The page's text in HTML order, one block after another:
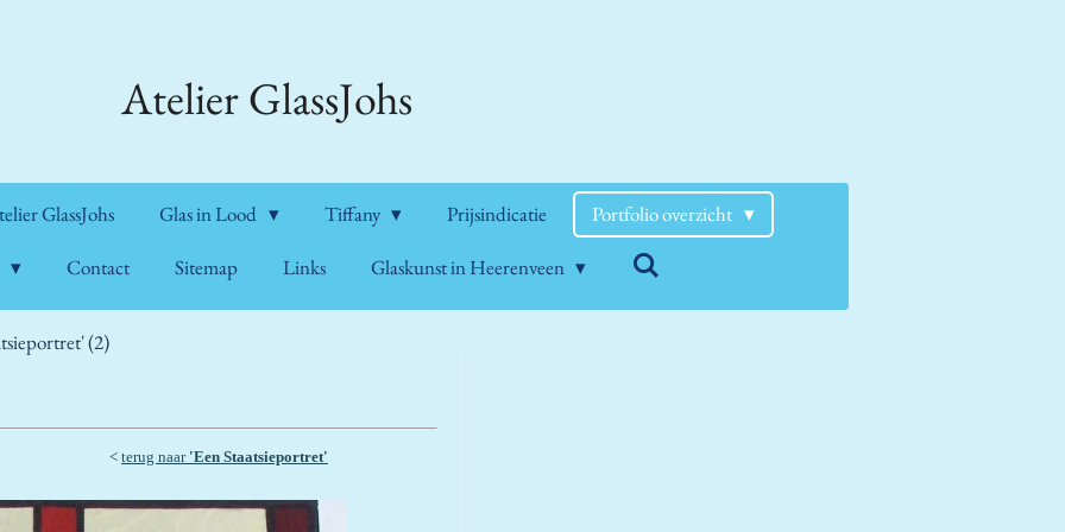
Atelier GlassJohs
GlassJohs Glas in Lood Tiffany Prijsindicatie Portfolio overzicht
Contact Sitemap Links Glaskunst in Heerenveen
(2)
terug naar 'Een Staatsieportret'